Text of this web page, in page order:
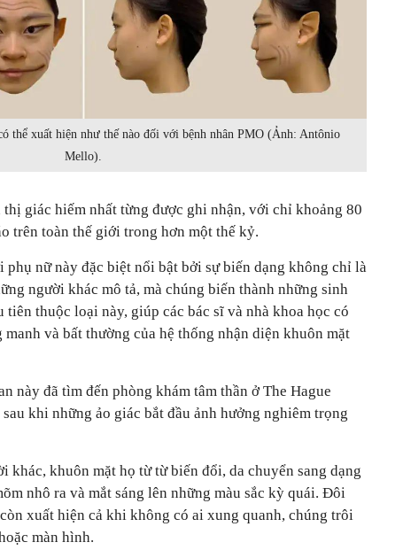
thể xuất hiện như thế nào đối với bệnh nhân PMO (Ảnh: Antônio
Mello).
giác hiếm nhất từng được ghi nhận, với chỉ khoảng 80
trên toàn thế giới trong hơn một thế kỷ.
phụ nữ này đặc biệt nổi bật bởi sự biến dạng không chỉ là
người khác mô tả, mà chúng biến thành những sinh
thuộc loại này, giúp các bác sĩ và nhà khoa học có
và bất thường của hệ thống nhận diện khuôn mặt
này đã tìm đến phòng khám tâm thần ở The Hague
khi những ảo giác bắt đầu ảnh hưởng nghiêm trọng
khác, khuôn mặt họ từ từ biến đổi, da chuyển sang dạng
nhô ra và mắt sáng lên những màu sắc kỳ quái. Đôi
xuất hiện cả khi không có ai xung quanh, chúng trôi
màn hình.